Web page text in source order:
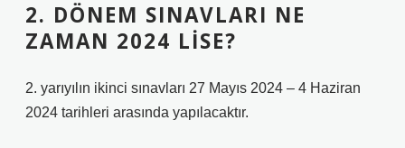
2. DÖNEM SINAVLARI NE
ZAMAN 2024 LISE?
2. yarıyılın ikinci sınavları 27 Mayıs 2024 – 4 Haziran
2024 tarihleri ​​arasında yapılacaktır.